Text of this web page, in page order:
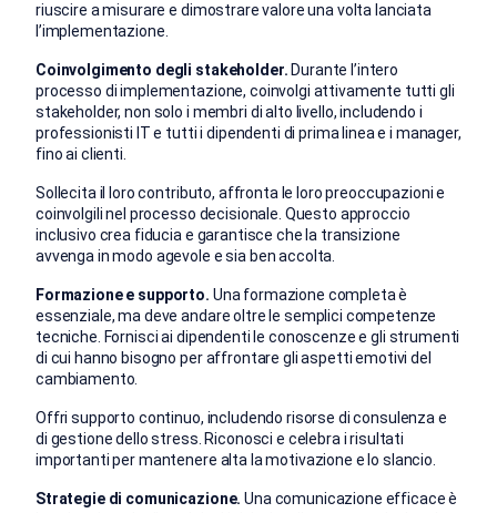
riuscire a misurare e dimostrare valore una volta lanciata
l’implementazione.
Coinvolgimento degli stakeholder. Durante l’intero
processo di implementazione, coinvolgi attivamente tutti gli
stakeholder, non solo i membri di alto livello, includendo i
professionisti IT e tutti i dipendenti di prima linea e i manager,
fino ai clienti.
Sollecita il loro contributo, affronta le loro preoccupazioni e
coinvolgili nel processo decisionale. Questo approccio
inclusivo crea fiducia e garantisce che la transizione
avvenga in modo agevole e sia ben accolta.
Formazione e supporto. Una formazione completa è
essenziale, ma deve andare oltre le semplici competenze
tecniche. Fornisci ai dipendenti le conoscenze e gli strumenti
di cui hanno bisogno per affrontare gli aspetti emotivi del
cambiamento.
Offri supporto continuo, includendo risorse di consulenza e
di gestione dello stress. Riconosci e celebra i risultati
importanti per mantenere alta la motivazione e lo slancio.
Strategie di comunicazione. Una comunicazione efficace è